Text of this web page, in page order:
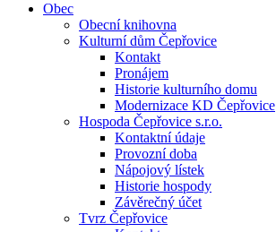
Obec
Obecní knihovna
Kulturní dům Čepřovice
Kontakt
Pronájem
Historie kulturního domu
Modernizace KD Čepřovice
Hospoda Čepřovice s.r.o.
Kontaktní údaje
Provozní doba
Nápojový lístek
Historie hospody
Závěrečný účet
Tvrz Čepřovice